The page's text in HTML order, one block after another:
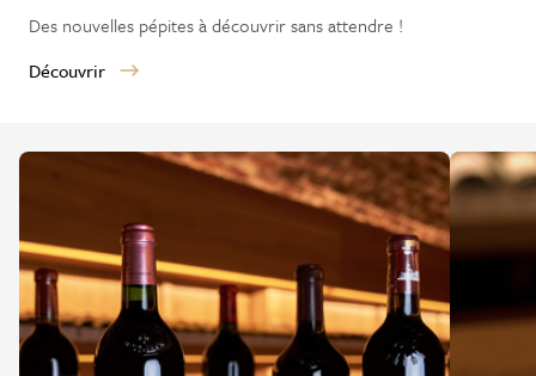
Des nouvelles pépites à découvrir sans attendre !
Découvrir